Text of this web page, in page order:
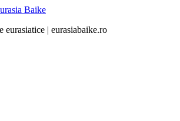
eurasiatice | eurasiabaike.ro